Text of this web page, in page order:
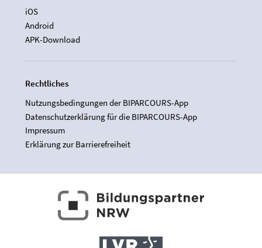
iOS
Android
APK-Download
Rechtliches
Nutzungsbedingungen der BIPARCOURS-App
Datenschutzerklärung für die BIPARCOURS-App
Impressum
Erklärung zur Barrierefreiheit